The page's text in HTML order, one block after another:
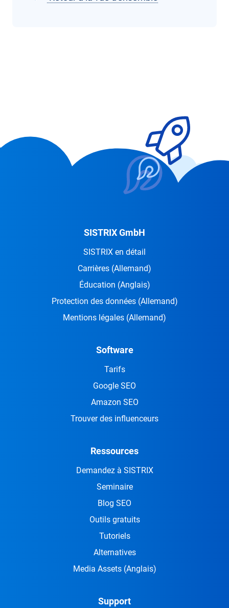
SISTRIX GmbH
SISTRIX en détail
Carrières (Allemand)
Éducation (Anglais)
Protection des données (Allemand)
Mentions légales (Allemand)
Software
Tarifs
Google SEO
Amazon SEO
Trouver des influenceurs
Ressources
Demandez à SISTRIX
Seminaire
Blog SEO
Outils gratuits
Tutoriels
Alternatives
Media Assets (Anglais)
Support